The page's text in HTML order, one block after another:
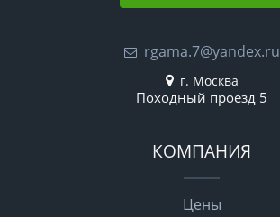
rgama.7@yandex.ru
г. Москва
Походный проезд 5
КОМПАНИЯ
Цены